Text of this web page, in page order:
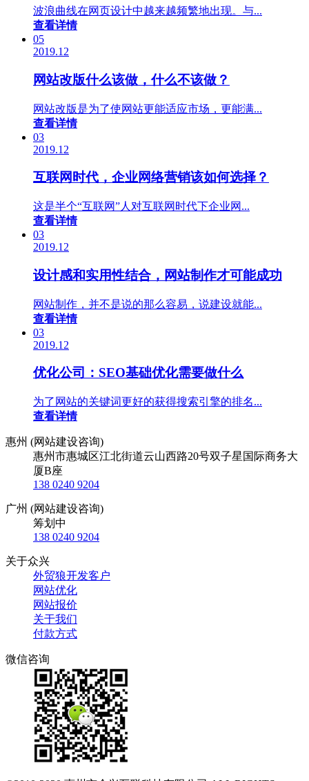
波浪曲线在网页设计中越来越频繁地出现。与...
查看详情
05
2019.12
网站改版什么该做，什么不该做？
网站改版是为了使网站更能适应市场，更能满...
查看详情
03
2019.12
互联网时代，企业网络营销该如何选择？
这是半个“互联网”人对互联网时代下企业网...
查看详情
03
2019.12
设计感和实用性结合，网站制作才可能成功
网站制作，并不是说的那么容易，说建设就能...
查看详情
03
2019.12
优化公司：SEO基础优化需要做什么
为了网站的关键词更好的获得搜索引擎的排名...
查看详情
惠州 (网站建设咨询)
惠州市惠城区江北街道云山西路20号双子星国际商务大
厦B座
138 0240 9204
广州 (网站建设咨询)
筹划中
138 0240 9204
关于众兴
外贸狼开发客户
网站优化
网站报价
关于我们
付款方式
微信咨询